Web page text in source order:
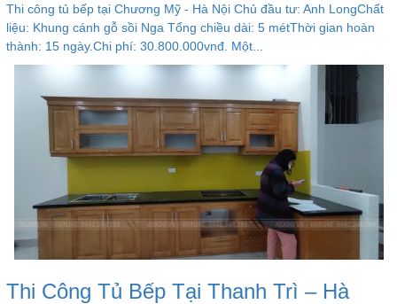
Thi công tủ bếp tại Chương Mỹ - Hà Nội Chủ đầu tư: Anh LongChất
liệu: Khung cánh gỗ sồi Nga Tổng chiều dài: 5 métThời gian hoàn
thành: 15 ngày.Chi phí: 30.800.000vnđ. Một...
Thi Công Tủ Bếp Tại Thanh Trì – Hà